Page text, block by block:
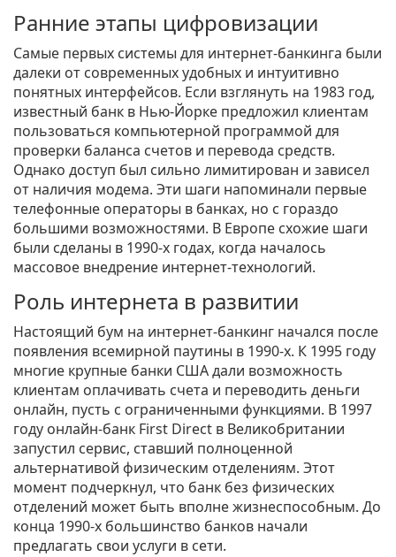
Ранние этапы цифровизации
Самые первых системы для интернет-банкинга были
далеки от современных удобных и интуитивно
понятных интерфейсов. Если взглянуть на 1983 год,
известный банк в Нью-Йорке предложил клиентам
пользоваться компьютерной программой для
проверки баланса счетов и перевода средств.
Однако доступ был сильно лимитирован и зависел
от наличия модема. Эти шаги напоминали первые
телефонные операторы в банках, но с гораздо
большими возможностями. В Европе схожие шаги
были сделаны в 1990-х годах, когда началось
массовое внедрение интернет-технологий.
Роль интернета в развитии
Настоящий бум на интернет-банкинг начался после
появления всемирной паутины в 1990-х. К 1995 году
многие крупные банки США дали возможность
клиентам оплачивать счета и переводить деньги
онлайн, пусть с ограниченными функциями. В 1997
году онлайн-банк First Direct в Великобритании
запустил сервис, ставший полноценной
альтернативой физическим отделениям. Этот
момент подчеркнул, что банк без физических
отделений может быть вполне жизнеспособным. До
конца 1990-х большинство банков начали
предлагать свои услуги в сети.